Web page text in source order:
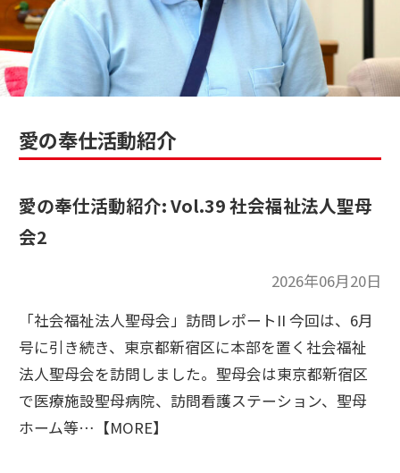
愛の奉仕活動紹介
愛の奉仕活動紹介: Vol.39 社会福祉法人聖母
会2
2026年06月20日
「社会福祉法人聖母会」訪問レポートII 今回は、6月
号に引き続き、東京都新宿区に本部を置く社会福祉
法人聖母会を訪問しました。聖母会は東京都新宿区
で医療施設聖母病院、訪問看護ステーション、聖母
ホーム等…【MORE】